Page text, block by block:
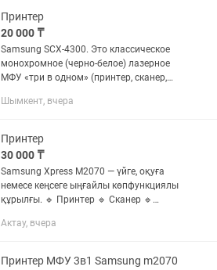
Принтер
20 000 ₸
Samsung SCX-4300. Это классическое
монохромное (черно-белое) лазерное
МФУ «три в одном» (принтер, сканер,
печатает, нужно починить
Шымкент, вчера
Принтер
30 000 ₸
Samsung Xpress M2070 — үйге, оқуға
немесе кеңсеге ыңғайлы көпфункциялы
құрылғы. 🔹 Принтер 🔹 Сканер 🔹
Құжаттарды сапалы басып шығарады
Актау, вчера
Принтер МФУ 3в1 Samsung m2070